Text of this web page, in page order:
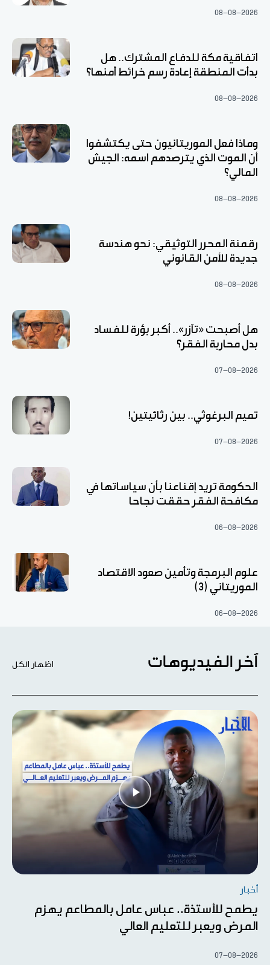
08-08-2026
اتفاقية مكة للدفاع المشترك.. هل
بدأت المنطقة إعادة رسم خرائط أمنها؟
08-08-2026
وماذا فعل الموريتانيون حتى يكتشفوا
أن الموت الذي يترصدهم اسمه: الجيش
المالي؟
08-08-2026
رقمنة المحرر التوثيقي: نحو هندسة
جديدة للأمن القانوني
08-08-2026
هل أصبحت «تآزر».. أكبر بؤرة للفساد
بدل محاربة الفقر؟
07-08-2026
تميم البرغوثي.. بين رثائيتين!
07-08-2026
الحكومة تريد إقناعنا بأن سياساتها في
مكافحة الفقر حققت نجاحا
06-08-2026
علوم البرمجة وتأمين صعود الاقتصاد
الموريتاني (3)
06-08-2026
آخر الفيديوهات اظهار الكل
أخبار
يطمح للأستذة.. عباس عامل بالمطاعم يهزم
المرض ويعبر للتعليم العالي
07-08-2026